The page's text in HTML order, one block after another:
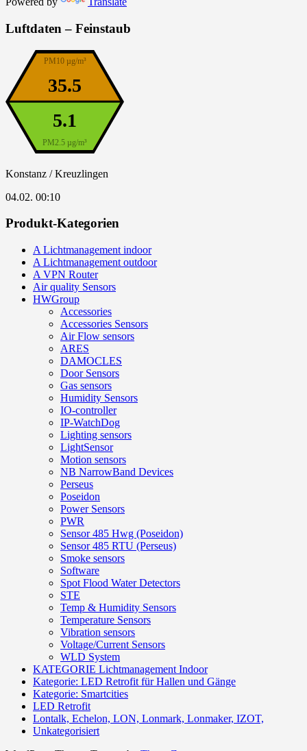
Luftdaten – Feinstaub
PM10 µg/m³
PM2.5 µg/m³
35.5
5.1
Konstanz / Kreuzlingen
04.02. 00:10
Produkt-Kategorien
A Lichtmanagement indoor
A Lichtmanagement outdoor
A VPN Router
Air quality Sensors
HWGroup
Accessories
Accessories Sensors
Air Flow sensors
ARES
DAMOCLES
Door Sensors
Gas sensors
Humidity Sensors
IO-controller
IP-WatchDog
Lighting sensors
LightSensor
Motion sensors
NB NarrowBand Devices
Perseus
Poseidon
Power Sensors
PWR
Sensor 485 Hwg (Poseidon)
Sensor 485 RTU (Perseus)
Smoke sensors
Software
Spot Flood Water Detectors
STE
Temp & Humidity Sensors
Temperature Sensors
Vibration sensors
Voltage/Current Sensors
WLD System
KATEGORIE Lichtmanagement Indoor
Kategorie: LED Retrofit für Hallen und Gänge
Kategorie: Smartcities
LED Retrofit
Lontalk, Echelon, LON, Lonmark, Lonmaker, IZOT,
Unkategorisiert